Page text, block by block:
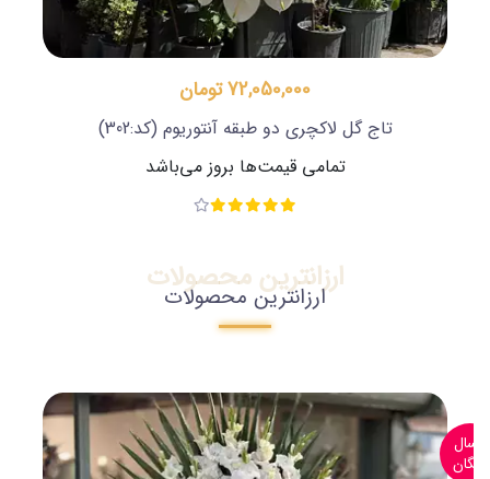
72,050,000 تومان
تاج گل لاکچری دو طبقه آنتوریوم (کد:302)
تمامی قیمت‌ها بروز می‌باشد
ارزانترین محصولات
ارزانترین محصولات
ارسال
رایگان